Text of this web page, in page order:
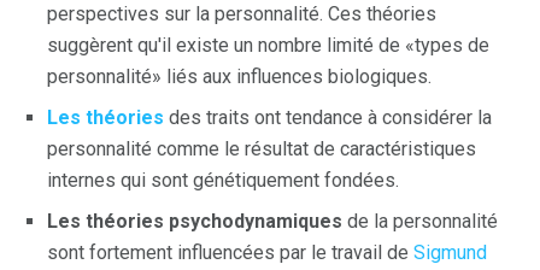
perspectives sur la personnalité. Ces théories
suggèrent qu'il existe un nombre limité de «types de
personnalité» liés aux influences biologiques.
Les théories des traits ont tendance à considérer la
personnalité comme le résultat de caractéristiques
internes qui sont génétiquement fondées.
Les théories psychodynamiques de la personnalité
sont fortement influencées par le travail de Sigmund